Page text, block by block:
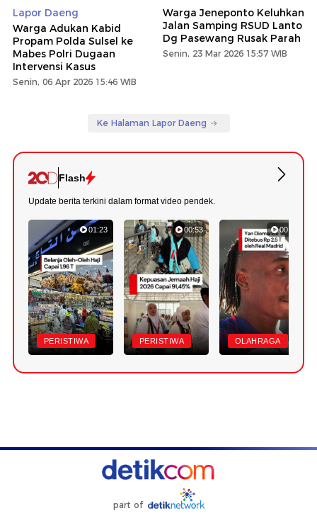
Lapor Daeng
Warga Adukan Kabid
Propam Polda Sulsel ke
Mabes Polri Dugaan
Intervensi Kasus
Senin, 06 Apr 2026 15:46 WIB
Warga Jeneponto Keluhkan
Jalan Samping RSUD Lanto
Dg Pasewang Rusak Parah
Senin, 23 Mar 2026 15:57 WIB
Ke Halaman Lapor Daeng
Flash
Update berita terkini dalam format video pendek.
01:23
PERISTIWA
00:53
PERISTIWA
00:43
OLAHRAGA
part of